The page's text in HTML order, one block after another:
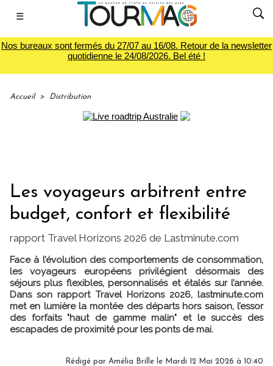
☰
Nos bureaux sont fermés du 27/07 au 16/08. Retour de la newsletter
quotidienne le 24/08/2026. Bel été !
Accueil > Distribution
Les voyageurs arbitrent entre
budget, confort et flexibilité
rapport Travel Horizons 2026 de Lastminute.com
Face à l’évolution des comportements de consommation,
les voyageurs européens privilégient désormais des
séjours plus flexibles, personnalisés et étalés sur l’année.
Dans son rapport Travel Horizons 2026, lastminute.com
met en lumière la montée des départs hors saison, l’essor
des forfaits "haut de gamme malin" et le succès des
escapades de proximité pour les ponts de mai.
Rédigé par Amélia Brille le Mardi 12 Mai 2026 à 10:40